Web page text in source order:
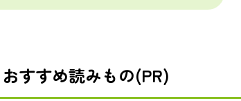
おすすめ読みもの(PR)